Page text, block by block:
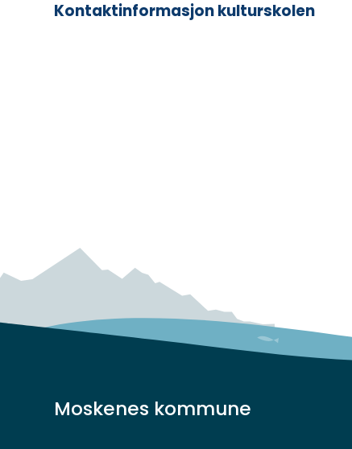
Kontaktinformasjon kulturskolen
Moskenes kommune